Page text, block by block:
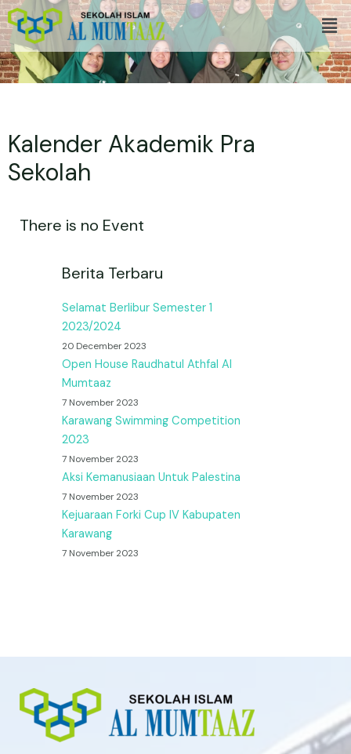
Skip
to
content
Kalender Akademik Pra
Sekolah
There is no Event
Berita Terbaru
Selamat Berlibur Semester 1
2023/2024
20 December 2023
Open House Raudhatul Athfal Al
Mumtaaz
7 November 2023
Karawang Swimming Competition
2023
7 November 2023
Aksi Kemanusiaan Untuk Palestina
7 November 2023
Kejuaraan Forki Cup IV Kabupaten
Karawang
7 November 2023